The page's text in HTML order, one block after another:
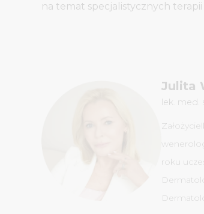
na temat specjalistycznych
Julita
lek. med.
roku